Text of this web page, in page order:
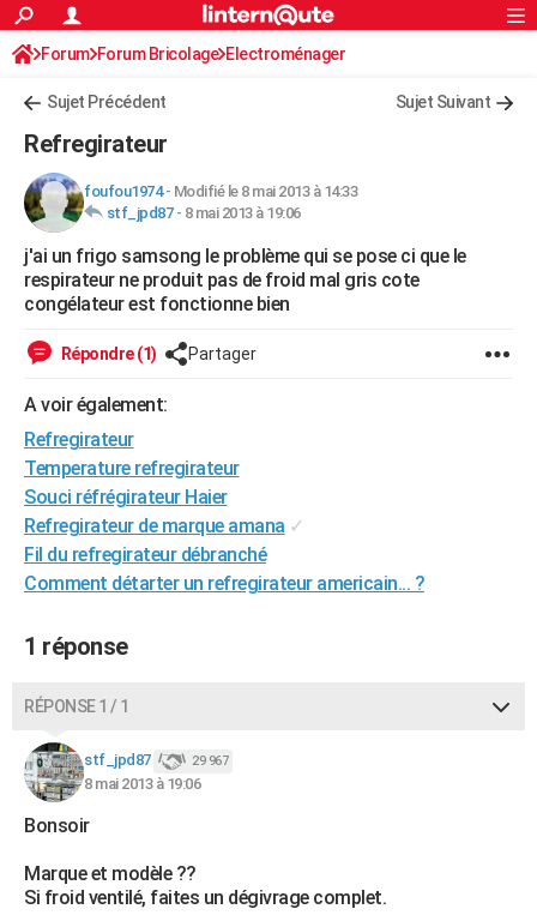
ACTUALITÉS
Politique
Société
Faits Divers
Education
Monde
Villes
+
FINANCE
Retraite
Impôts
Epargne
Immobilier
Risques naturels par ville
Banque
Assurance
Crédit
AUTO
Essais
Réserver un essai
Citadines
Berlines
SUV
Forum auto
+HIGH-TECH
Mobiles
Meilleur smartphone
Internet
Ordinateurs
Jeux vidéo
Guide high-tech
+
Forum
Aménagement intérieur
Extérieur
Cuisine
Salle de bains
Jardinage
Rangement
WEEK-END
Guides de France
Escapades
Patrimoine
Expositions
Musées
Week-end nature
+LIFESTYLE
Art de vivre
Bien-être
Loisirs
Mode
Modes de vie
SANTE
Alimentation
Guide de la santé
Maladies
Médicaments
Sommeil
VOYAGE
Destinations
City break
Voyage nature
Voyage de noces
Forum
Climat
+PHOTO
BONS PLANS
CARTE DE VOEUX
Carte de Noël
Carte Bonne année
Carte Saint-Valentin
Carte Pâques
Carte d'anniversaire
DICTIONNAIRE
Dictionnaire
Biographies
Citations
Expressions
Proverbes
S'inscrire
Se connecter
Lycées
Collèges
Primaires
Universités
Entreprises
Service militaire
Avis de recherche
AVIS DE DÉCÈS
S'inscrire
Connexion
Forum Forum Bricolage Electroménager
Sujet Précédent Sujet Suivant
Refregirateur
foufou1974- Modifié le 8 mai 2013 à 14:33
stf_jpd87- 8 mai 2013 à 19:06
j'ai un frigo samsong le problème qui se pose ci que le
respirateur ne produit pas de froid mal gris cote
congélateur est fonctionne bien
Répondre (1) Partager
A voir également:
Refregirateur
Temperature refregirateur
Souci réfrégirateur Haier
Refregirateur de marque amana ✓
Fil du refregirateur débranché
Comment détarter un refregirateur americain... ?
1 réponse
RÉPONSE 1 / 1
stf_jpd87 29 967
8 mai 2013 à 19:06
Bonsoir
Marque et modèle ??
Si froid ventilé, faites un dégivrage complet.